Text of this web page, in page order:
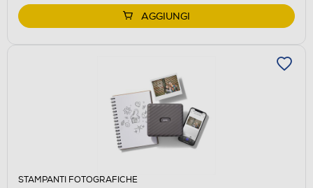
AGGIUNGI
STAMPANTI FOTOGRAFICHE